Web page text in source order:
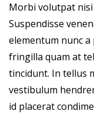
Morbi volutpat
Suspendisse
elementum nunc
fringilla quam at
tincidunt. In tellus
vestibulum
id placerat